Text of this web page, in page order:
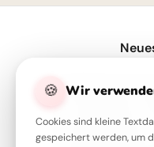
🍪 Wir
Cookies sind kleine
gespeichert werden, um